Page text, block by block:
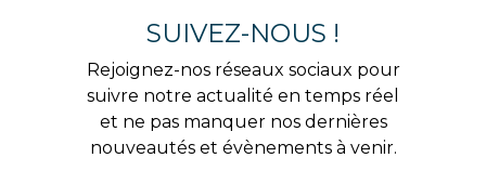
SUIVEZ-NOUS !
Rejoignez-nos réseaux sociaux pour
suivre notre actualité en temps réel
et ne pas manquer nos dernières
nouveautés et évènements à venir.